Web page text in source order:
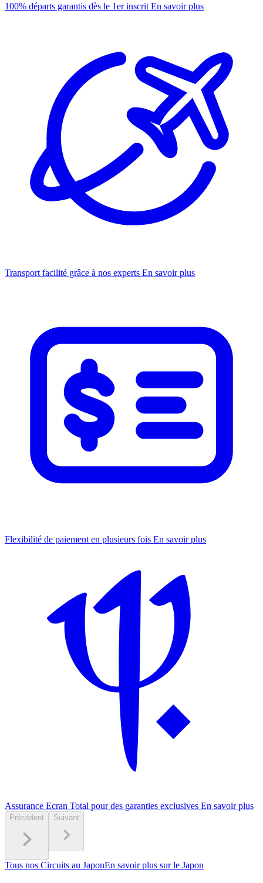
100% départs garantis dès le 1er inscrit En savoir plus
Transport facilité grâce à nos experts En savoir plus
Flexibilité de paiement en plusieurs fois En savoir plus
Assurance Ecran Total pour des garanties exclusives En savoir plus
Précédent Suivant
Tous nos Circuits au JaponEn savoir plus sur le Japon